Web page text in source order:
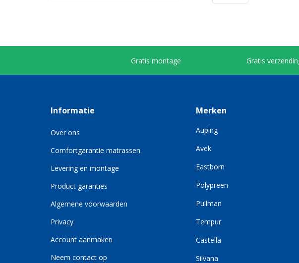
Gratis montage Gratis
Informatie
Over ons
Comfortgarantie matrassen
Levering en montage
Product garanties
Algemene voorwaarden
Privacy
Account aanmaken
Neem contact op
Merken
Auping
Avek
Eastborn
Polypreen
Pullman
Tempur
Castella
Silvana